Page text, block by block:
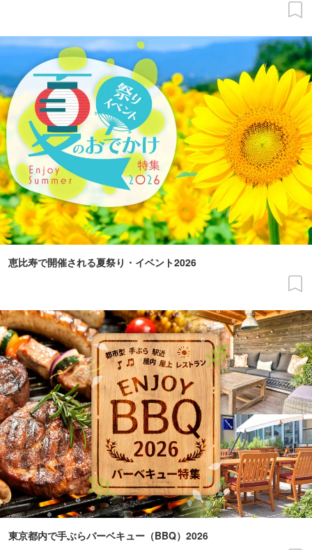
恵比寿で開催される夏祭り・イベント2026
東京都内で手ぶらバーベキュー（BBQ）2026